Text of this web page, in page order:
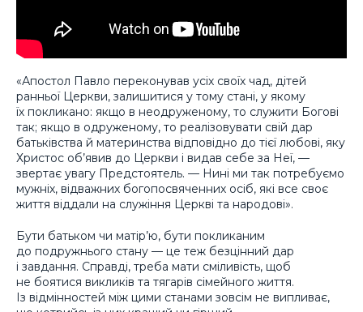
«Апостол Павло переконував усіх своїх чад, дітей
ранньої Церкви, залишитися у тому стані, у якому
їх покликано: якщо в неодруженому, то служити Богові
так; якщо в одруженому, то реалізовувати свій дар
батьківства й материнства відповідно до тієї любові, яку
Христос об’явив до Церкви і видав себе за Неї, —
звертає увагу Предстоятель. — Нині ми так потребуємо
мужніх, відважних богопосвяченних осіб, які все своє
життя віддали на служіння Церкві та народові».
Бути батьком чи матір’ю, бути покликаним
до подружнього стану — це теж безцінний дар
і завдання. Справді, треба мати сміливість, щоб
не боятися викликів та тягарів сімейного життя.
Із відмінностей між цими станами зовсім не випливає,